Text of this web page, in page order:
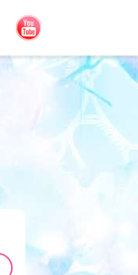
Discord